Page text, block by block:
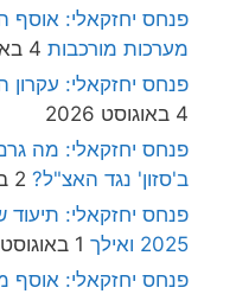
פנחס יחזקאלי: אוסף
מערכות מורכבות 4 באוגוסט 2026
פנחס יחזקאלי: עקרון
4 באוגוסט 2026
פנחס יחזקאלי: מה
ב'סזון' נגד האצ"ל? 2 באוגוסט 2026
פנחס יחזקאלי: תיעוד
2025 ואילך
1 באוגוסט 2026
פנחס יחזקאלי: